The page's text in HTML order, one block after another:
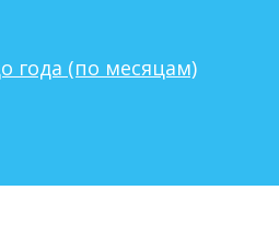
года (по месяцам)